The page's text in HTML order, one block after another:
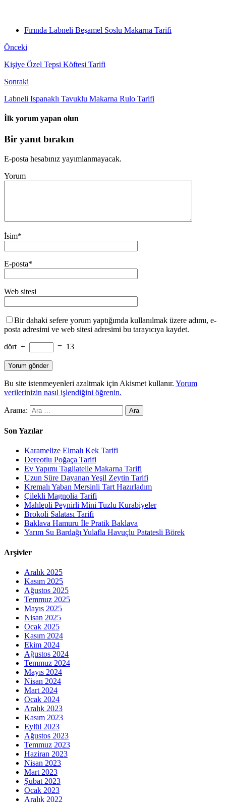
Fırında Labneli Beşamel Soslu Makarna Tarifi
Önceki
Kişiye Özel Tepsi Köftesi Tarifi
Sonraki
Labneli Ispanaklı Tavuklu Makarna Rulo Tarifi
İlk yorum yapan olun
Bir yanıt bırakın
E-posta hesabınız yayımlanmayacak.
Yorum
İsim*
E-posta*
Web sitesi
Bir dahaki sefere yorum yaptığımda kullanılmak üzere adımı, e-
posta adresimi ve web sitesi adresimi bu tarayıcıya kaydet.
dört + = 13
Bu site istenmeyenleri azaltmak için Akismet kullanır. Yorum
verilerinizin nasıl işlendiğini öğrenin.
Arama:
Son Yazılar
Karamelize Elmalı Kek Tarifi
Dereotlu Poğaça Tarifi
Ev Yapımı Tagliatelle Makarna Tarifi
Uzun Süre Dayanan Yeşil Zeytin Tarifi
Kremalı Yaban Mersinli Tart Hazırladım
Çilekli Magnolia Tarifi
Mahlepli Peynirli Mini Tuzlu Kurabiyeler
Brokoli Salatası Tarifi
Baklava Hamuru İle Pratik Baklava
Yarım Su Bardağı Yulafla Havuçlu Patatesli Börek
Arşivler
Aralık 2025
Kasım 2025
Ağustos 2025
Temmuz 2025
Mayıs 2025
Nisan 2025
Ocak 2025
Kasım 2024
Ekim 2024
Ağustos 2024
Temmuz 2024
Mayıs 2024
Nisan 2024
Mart 2024
Ocak 2024
Aralık 2023
Kasım 2023
Eylül 2023
Ağustos 2023
Temmuz 2023
Haziran 2023
Nisan 2023
Mart 2023
Şubat 2023
Ocak 2023
Aralık 2022